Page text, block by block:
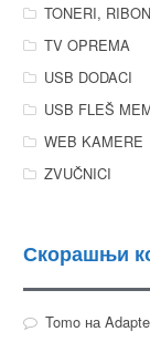
TONERI,
TV OPREMA
USB DODACI
USB FLEŠ
WEB KAMERE
ZVUČNICI
Скорашњи
Tomoна